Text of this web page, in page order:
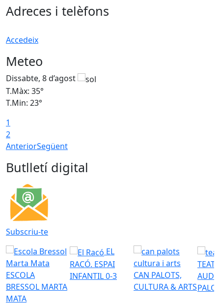
Adreces i telèfons
Accedeix
Meteo
Dissabte, 8 d’agost
T.Màx: 35°
T.Min: 23°
1
2
AnteriorSegüent
Butlletí digital
Subscriu-te
ESCOLA
BRESSOL MARTA
MATA
EL
RACÓ. ESPAI
INFANTIL 0-3
CAN PALOTS,
CULTURA & ARTS